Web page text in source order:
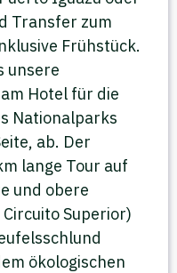
Transfer zum
Frühstück.
unsere
Hotel für die
Nationalparks
ab. Der
lange Tour auf
und obere
Superior)
ökologischen